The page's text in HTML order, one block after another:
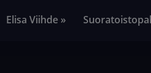
Elisa Viihde »